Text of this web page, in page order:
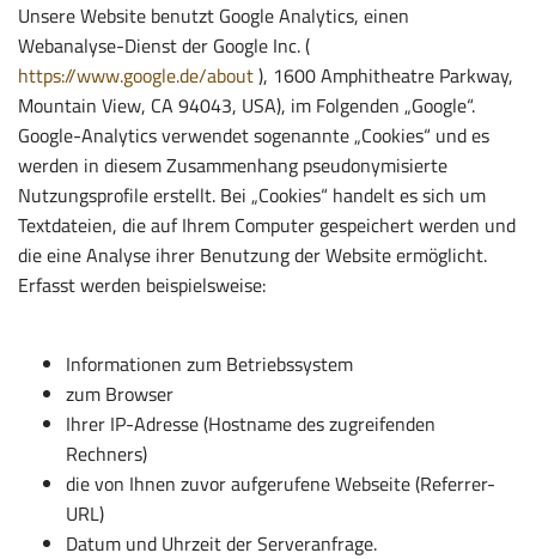
Unsere Website benutzt Google Analytics, einen
Webanalyse-Dienst der Google Inc. (
https://www.google.de/about), 1600 Amphitheatre Parkway,
Mountain View, CA 94043, USA), im Folgenden „Google“.
Google-Analytics verwendet sogenannte „Cookies“ und es
werden in diesem Zusammenhang pseudonymisierte
Nutzungsprofile erstellt. Bei „Cookies“ handelt es sich um
Textdateien, die auf Ihrem Computer gespeichert werden und
die eine Analyse ihrer Benutzung der Website ermöglicht.
Erfasst werden beispielsweise:
Informationen zum Betriebssystem
zum Browser
Ihrer IP-Adresse (Hostname des zugreifenden
Rechners)
die von Ihnen zuvor aufgerufene Webseite (Referrer-
URL)
Datum und Uhrzeit der Serveranfrage.